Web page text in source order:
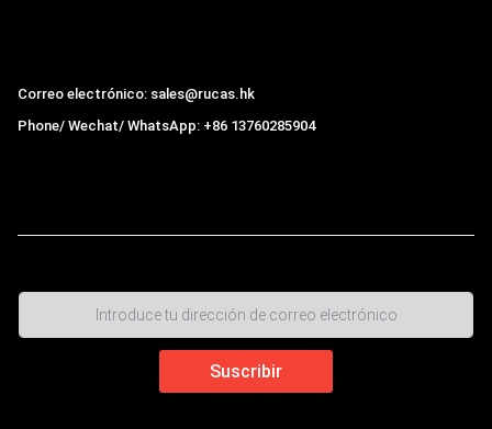
Correo electrónico: sales@rucas.hk
Phone/ Wechat/ WhatsApp: +86 13760285904